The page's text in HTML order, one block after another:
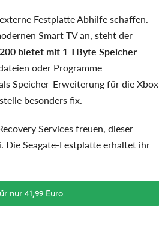
Festplatte Abhilfe schaffen.
Smart TV an, steht der
bietet mit 1 TByte Speicher
oder Programme
Speicher-Erweiterung für die Xbox
besonders fix.
Services freuen, dieser
Die Seagate-Festplatte erhaltet ihr
nur 41,99 Euro